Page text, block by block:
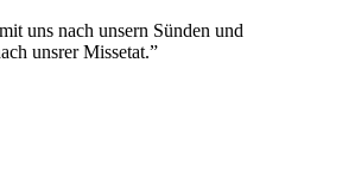
uns nach unsern Sünden und
unsrer Missetat.”